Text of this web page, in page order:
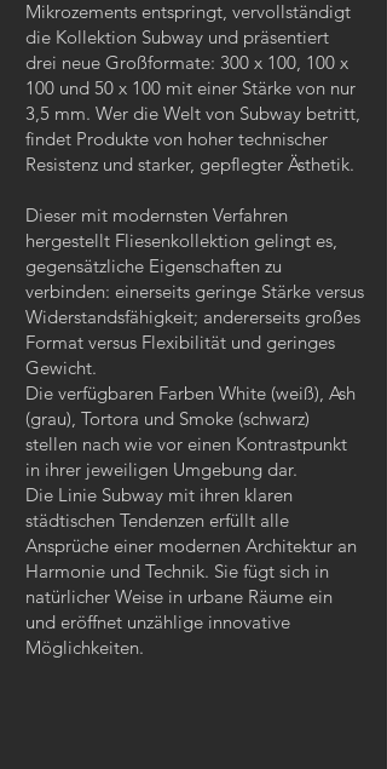
Mikrozements entspringt, vervollständigt
die Kollektion Subway und präsentiert
drei neue Großformate: 300 x 100, 100 x
100 und 50 x 100 mit einer Stärke von nur
3,5 mm. Wer die Welt von Subway betritt,
findet Produkte von hoher technischer
Resistenz und starker, gepflegter Ästhetik.
Dieser mit modernsten Verfahren
hergestellt Fliesenkollektion gelingt es,
gegensätzliche Eigenschaften zu
verbinden: einerseits geringe Stärke versus
Widerstandsfähigkeit; andererseits großes
Format versus Flexibilität und geringes
Gewicht.
Die verfügbaren Farben White (weiß), Ash
(grau), Tortora und Smoke (schwarz)
stellen nach wie vor einen Kontrastpunkt
in ihrer jeweiligen Umgebung dar.
Die Linie Subway mit ihren klaren
städtischen Tendenzen erfüllt alle
Ansprüche einer modernen Architektur an
Harmonie und Technik. Sie fügt sich in
natürlicher Weise in urbane Räume ein
und eröffnet unzählige innovative
Möglichkeiten.